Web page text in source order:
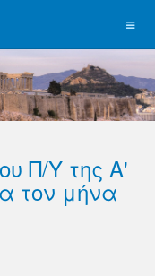
Π/Υ της Α'
τον μήνα